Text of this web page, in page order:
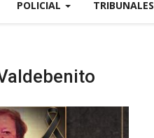
POLICIAL TRIBUNALES